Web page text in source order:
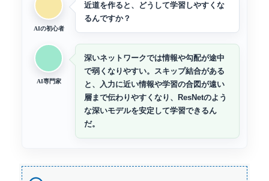
AIの初心者
近道を作ると、どうして学習しやすくな
るんですか？
AI専門家
深いネットワークでは情報や勾配が途中
で弱くなりやすい。スキップ結合がある
と、入力に近い情報や学習の合図が遠い
層まで伝わりやすくなり、ResNetのよう
な深いモデルを安定して学習できるん
だ。